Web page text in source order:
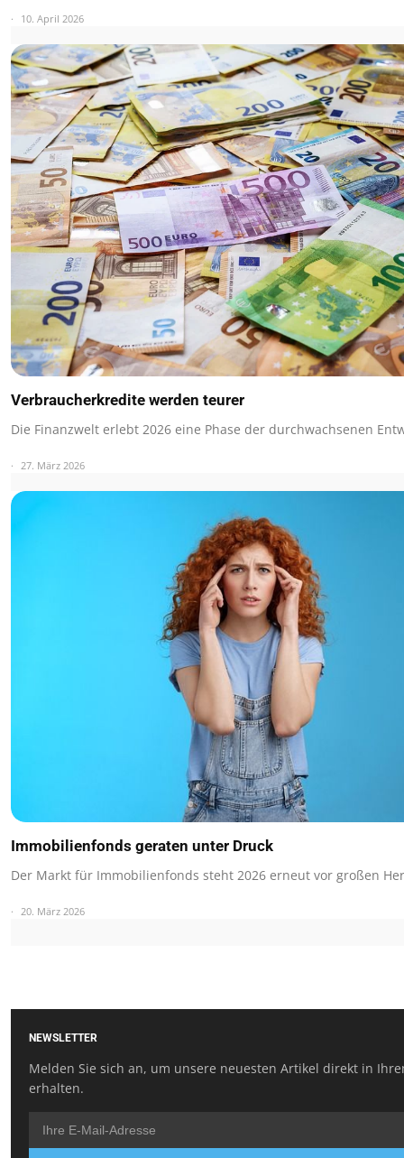
10. April 2026
Verbraucherkredite werden teurer
Die Finanzwelt erlebt 2026 eine Phase der durchwachsenen
27. März 2026
Immobilienfonds geraten unter Druck
Der Markt für Immobilienfonds steht 2026 erneut vor großen
20. März 2026
NEWSLETTER
Melden Sie sich an, um unsere neuesten Artikel direkt in
erhalten.